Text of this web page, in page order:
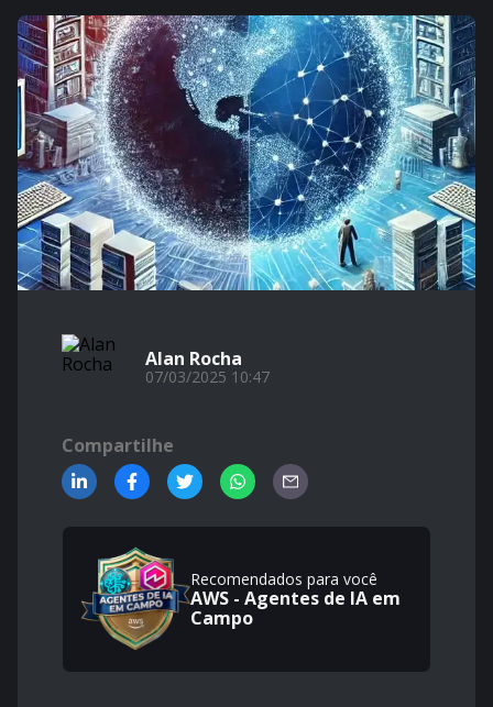
Alan Rocha
07/03/2025 10:47
Compartilhe
Recomendados para você
AWS - Agentes de IA em
Campo